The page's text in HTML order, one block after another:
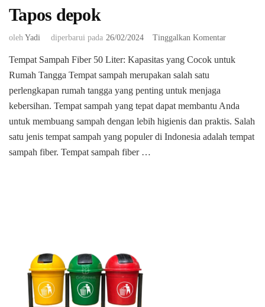
Tapos depok
oleh Yadi diperbarui pada 26/02/2024 Tinggalkan Komentarpada
Tempat
Tapos
depok
Tempat Sampah Fiber 50 Liter: Kapasitas yang Cocok untuk
Rumah Tangga Tempat sampah merupakan salah satu
perlengkapan rumah tangga yang penting untuk menjaga
kebersihan. Tempat sampah yang tepat dapat membantu Anda
untuk membuang sampah dengan lebih higienis dan praktis. Salah
satu jenis tempat sampah yang populer di Indonesia adalah tempat
sampah fiber. Tempat sampah fiber …